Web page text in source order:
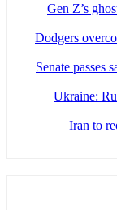
Gen Z’s
Dodgers
Senate passes
Ukraine:
Iran to